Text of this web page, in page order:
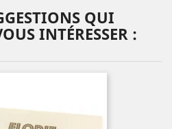
QUI
INTÉRESSER :